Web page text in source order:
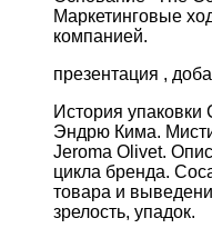
Маркетинговые
компанией.
презентация ,
История упаковки
Эндрю Кима.
Jeromа Olivet.
цикла бренда.
товара и
зрелость, упадок.